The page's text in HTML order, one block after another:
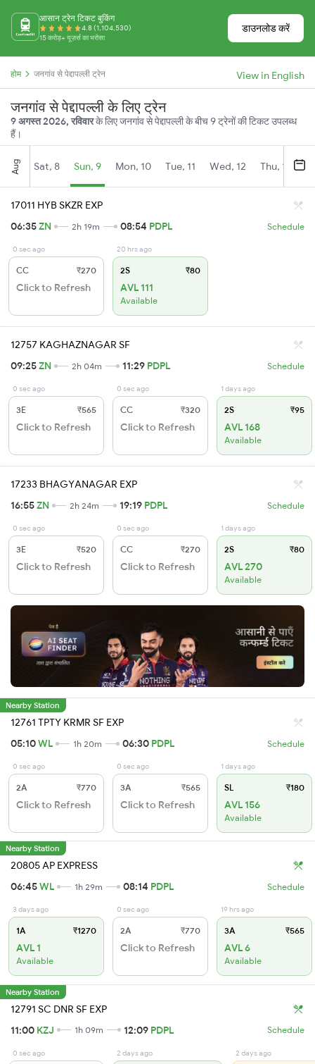
आसान ट्रेन टिकट बुकिंग
4.8 (1,104,530)
15 करोड़+ यूज़र्स का भरोसा
डाउनलोड करें
होम जनगांव से पेद्दापल्ली ट्रेन View in English
जनगांव से पेद्दापल्ली के लिए ट्रेन
9 अगस्त 2026, रविवारके लिए जनगांव से पेद्दापल्ली के बीच 9 ट्रेनों की टिकट उपलब्ध
हैं।
Aug Sat, 8 Sun, 9 Mon, 10 Tue, 11 Wed, 12 Thu, 13
17011 HYB SKZR EXP
06:35ZN 2h 19m 08:54 PDPL Schedule
0 sec ago
CC ₹270
Click to Refresh
20 hrs ago
2S ₹80
AVL 111
Available
12757 KAGHAZNAGAR SF
09:25ZN 2h 04m 11:29 PDPL Schedule
0 sec ago
3E ₹565
Click to Refresh
0 sec ago
CC ₹320
Click to Refresh
1 days ago
2S ₹95
AVL 168
Available
17233 BHAGYANAGAR EXP
16:55ZN 2h 24m 19:19 PDPL Schedule
0 sec ago
3E ₹520
Click to Refresh
0 sec ago
CC ₹270
Click to Refresh
1 days ago
2S ₹80
AVL 270
Available
Nearby Station
12761 TPTY KRMR SF EXP
05:10WL 1h 20m 06:30 PDPL Schedule
0 sec ago
2A ₹770
Click to Refresh
0 sec ago
3A ₹565
Click to Refresh
1 days ago
SL ₹180
AVL 156
Available
Nearby Station
20805 AP EXPRESS
06:45WL 1h 29m 08:14 PDPL Schedule
3 days ago
1A ₹1270
AVL 1
Available
0 sec ago
2A ₹770
Click to Refresh
19 hrs ago
3A ₹565
AVL 6
Available
Nearby Station
12791 SC DNR SF EXP
11:00 KZJ 1h 09m 12:09 PDPL Schedule
0 sec ago 2 days ago 2 days ago